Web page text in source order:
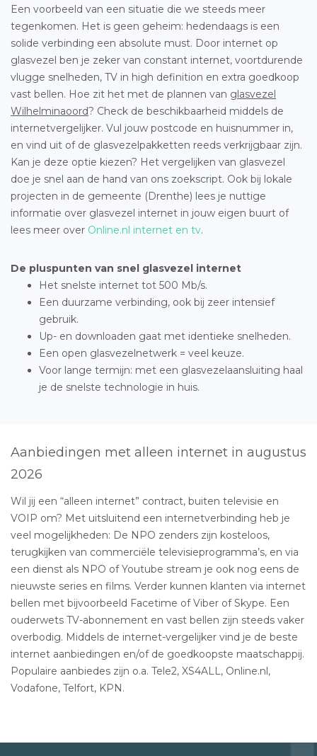
Een voorbeeld van een situatie die we steeds meer
tegenkomen. Het is geen geheim: hedendaags is een
solide verbinding een absolute must. Door internet op
glasvezel ben je zeker van constant internet, voortdurende
vlugge snelheden, TV in high definition en extra goedkoop
vast bellen. Hoe zit het met de plannen van glasvezel
Wilhelminaoord? Check de beschikbaarheid middels de
internetvergelijker. Vul jouw postcode en huisnummer in,
en vind uit of de glasvezelpakketten reeds verkrijgbaar zijn.
Kan je deze optie kiezen? Het vergelijken van glasvezel
doe je snel aan de hand van ons zoekscript. Ook bij lokale
projecten in de gemeente (Drenthe) lees je nuttige
informatie over glasvezel internet in jouw eigen buurt of
lees meer over Online.nl internet en tv.
De pluspunten van snel glasvezel internet
Het snelste internet tot 500 Mb/s.
Een duurzame verbinding, ook bij zeer intensief
gebruik.
Up- en downloaden gaat met identieke snelheden.
Een open glasvezelnetwerk = veel keuze.
Voor lange termijn: met een glasvezelaansluiting haal
je de snelste technologie in huis.
Aanbiedingen met alleen internet in augustus
2026
Wil jij een “alleen internet” contract, buiten televisie en
VOIP om? Met uitsluitend een internetverbinding heb je
veel mogelijkheden: De NPO zenders zijn kosteloos,
terugkijken van commerciële televisieprogramma’s, en via
een dienst als NPO of Youtube stream je ook nog eens de
nieuwste series en films. Verder kunnen klanten via internet
bellen met bijvoorbeeld Facetime of Viber of Skype. Een
ouderwets TV-abonnement en vast bellen zijn steeds vaker
overbodig. Middels de internet-vergelijker vind je de beste
internet aanbiedingen en/of de goedkoopste maatschappij.
Populaire aanbiedes zijn o.a. Tele2, XS4ALL, Online.nl,
Vodafone, Telfort, KPN.